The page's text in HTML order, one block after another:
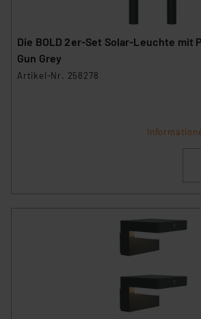
Die BOLD 2er-Set Solar-Leuchte mit
Gun Grey
Artikel-Nr. 258278